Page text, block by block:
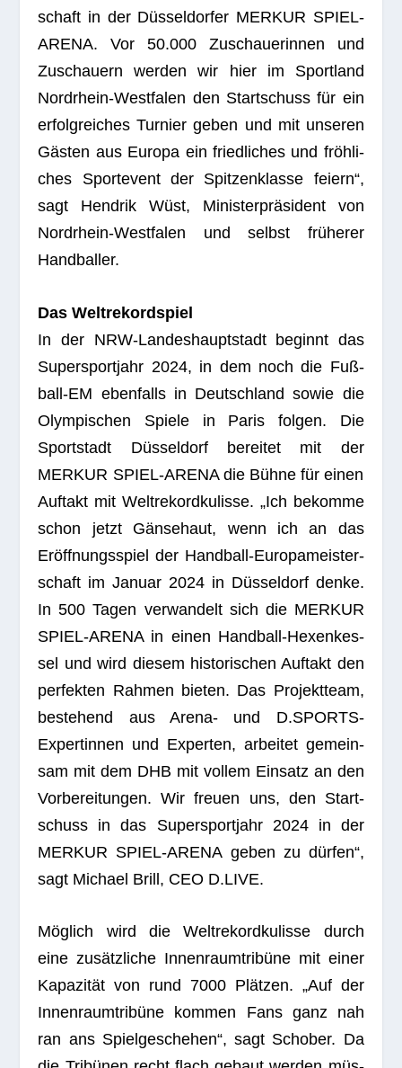
schaft in der Düs­sel­dor­fer MERKUR SPIEL-
ARENA. Vor 50.000 Zuschaue­rin­nen und
Zuschau­ern wer­den wir hier im Sport­land
Nord­rhein-West­fa­len den Start­schuss für ein
erfolg­rei­ches Tur­nier geben und mit unse­ren
Gäs­ten aus Europa ein fried­li­ches und fröh­li­
ches Sport­event der Spit­zen­klasse fei­ern“,
sagt Hen­drik Wüst, Minis­ter­prä­si­dent von
Nord­rhein-West­fa­len und selbst frü­he­rer
Handballer.
Das Welt­re­kord­spiel
In der NRW-Lan­des­haupt­stadt beginnt das
Super­sport­jahr 2024, in dem noch die Fuß­
ball-EM eben­falls in Deutsch­land sowie die
Olym­pi­schen Spiele in Paris fol­gen. Die
Sport­stadt Düs­sel­dorf berei­tet mit der
MERKUR SPIEL-ARENA die Bühne für einen
Auf­takt mit Welt­re­kord­ku­lisse. „Ich bekomme
schon jetzt Gän­se­haut, wenn ich an das
Eröff­nungs­spiel der Hand­ball-Euro­pa­meis­ter­
schaft im Januar 2024 in Düs­sel­dorf denke.
In 500 Tagen ver­wan­delt sich die MERKUR
SPIEL-ARENA in einen Hand­ball-Hexen­kes­
sel und wird die­sem his­to­ri­schen Auf­takt den
per­fek­ten Rah­men bie­ten. Das Pro­jekt­team,
bestehend aus Arena- und D.SPORTS-
Expertinnen und Exper­ten, arbei­tet gemein­
sam mit dem DHB mit vol­lem Ein­satz an den
Vor­be­rei­tun­gen. Wir freuen uns, den Start­
schuss in das Super­sport­jahr 2024 in der
MERKUR SPIEL-ARENA geben zu dür­fen“,
sagt Michael Brill, CEO D.LIVE.
Mög­lich wird die Welt­re­kord­ku­lisse durch
eine zusätz­li­che Innen­raum­tri­büne mit einer
Kapa­zi­tät von rund 7000 Plät­zen. „Auf der
Innen­raum­tri­büne kom­men Fans ganz nah
ran ans Spiel­ge­sche­hen“, sagt Scho­ber. Da